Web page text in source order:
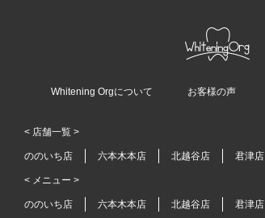
Whitening Orgについて お客様の声
< 店舗一覧 >
ののいち店 六本木本店 北越谷店 君津店
< メニュー >
ののいち店 六本木本店 北越谷店 君津店